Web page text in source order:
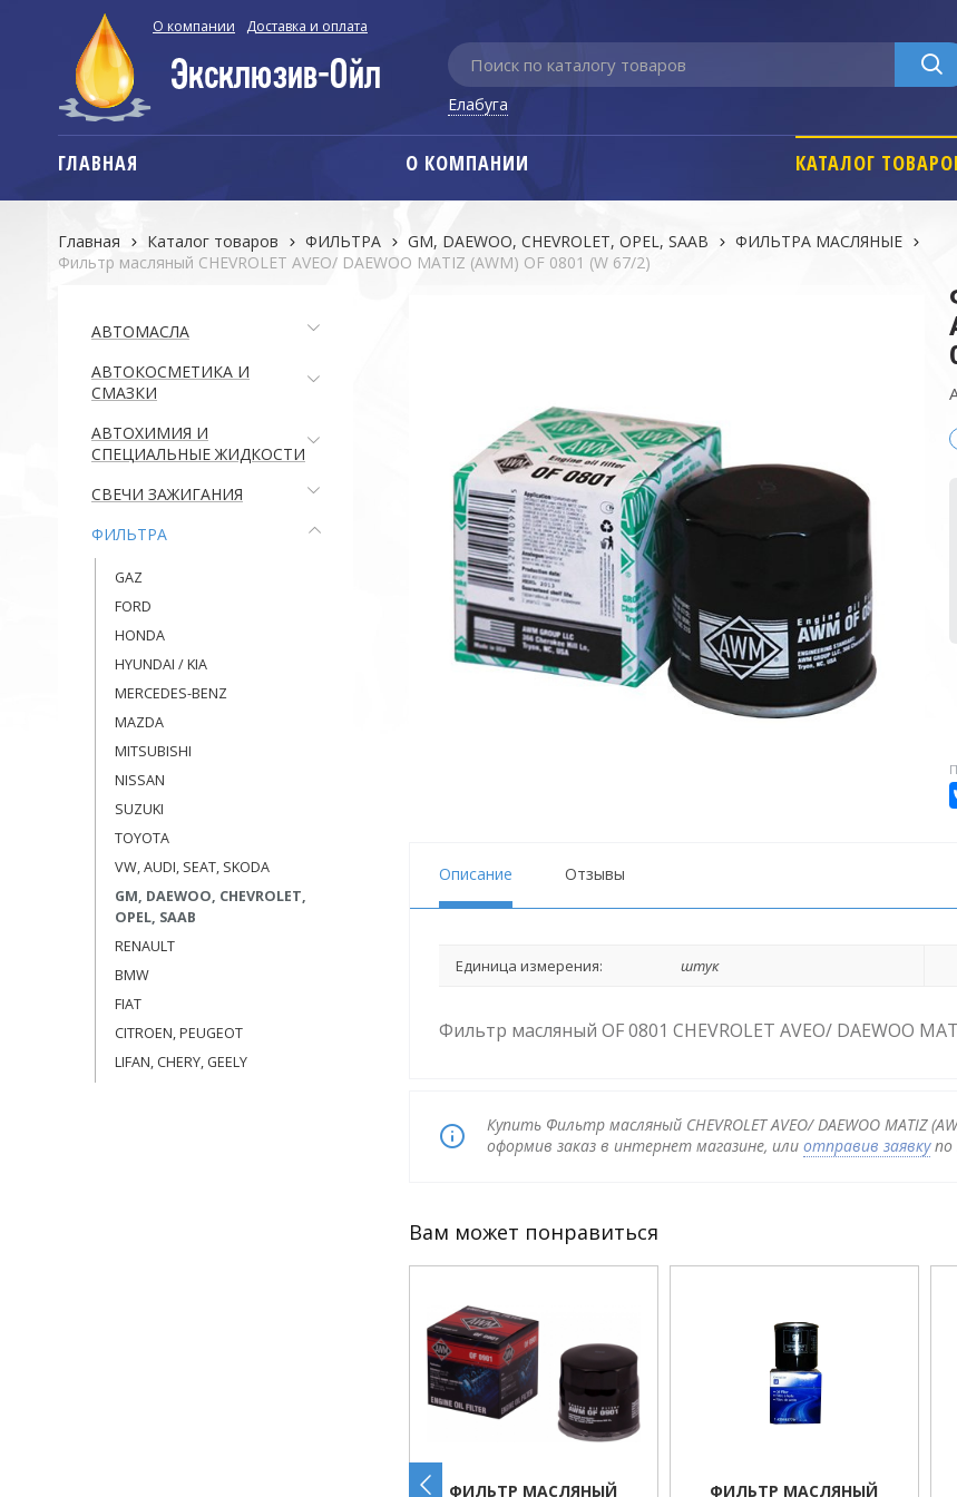
О компании Доставка и оплата
Елабуга
ГЛАВНАЯ О КОМПАНИИ КАТАЛОГ
Главная Каталог товаров ФИЛЬТРА GM, DAEWOO, CHEVROLET, OPEL, SAAB
ФИЛЬТРА MАСЛЯНЫЕ
Фильтр масляный CHEVROLET AVEO/ DAEWOO MATIZ (AWM) OF 0801 (W 67/2)
АВТОМАСЛА
АВТОКОСМЕТИКА И
СМАЗКИ
АВТОХИМИЯ И
СПЕЦИАЛЬНЫЕ ЖИДКОСТИ
СВЕЧИ ЗАЖИГАНИЯ
ФИЛЬТРА
GAZ
FORD
HONDA
HYUNDAI / KIA
MERCEDES-BENZ
MAZDA
MITSUBISHI
NISSAN
SUZUKI
TOYOTA
VW, AUDI, SEAT, SKODA
GM, DAEWOO, CHEVROLET,
OPEL, SAAB
RENAULT
BMW
FIAT
CITROEN, PEUGEOT
LIFAN, CHERY, GEELY
Описание Отзывы
Единица измерения: штук
Фильтр масляный OF 0801 CHEVROLET AVEO/ DAEWOO
Купить Фильтр масляный CHEVROLET AVEO/ DAEWOO MATIZ
оформив заказ в интернет магазине, или отправив заявкупо
Вам может понравиться
ФИЛЬТР МАСЛЯНЫЙ
ФИЛЬТР МАСЛЯНЫЙ